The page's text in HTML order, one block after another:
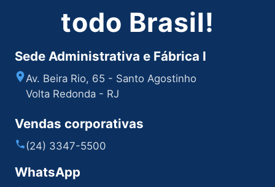
todo Brasil!
Sede Administrativa e Fábrica I
Av. Beira Rio, 65 - Santo Agostinho
Volta Redonda - RJ
Vendas corporativas
(24) 3347-5500
WhatsApp